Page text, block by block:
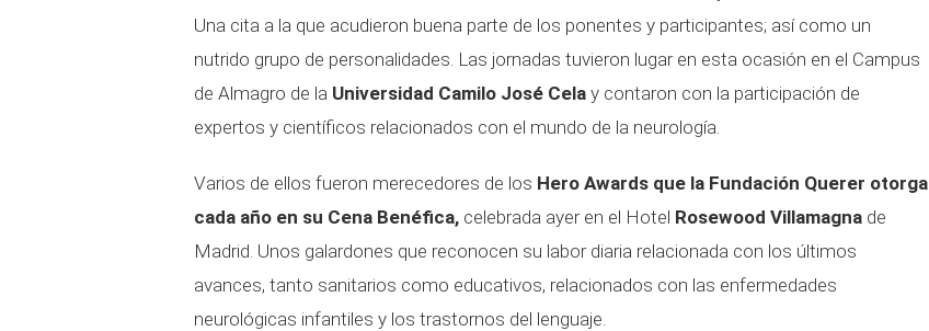
Una cita a la que acudieron buena parte de los ponentes y participantes; así como un
nutrido grupo de personalidades. Las jornadas tuvieron lugar en esta ocasión en el Campus
de Almagro de la Universidad Camilo José Cela y contaron con la participación de
expertos y científicos relacionados con el mundo de la neurología.
Varios de ellos fueron merecedores de los Hero Awards que la Fundación Querer otorga
cada año en su Cena Benéfica, celebrada ayer en el Hotel Rosewood Villamagna de
Madrid. Unos galardones que reconocen su labor diaria relacionada con los últimos
avances, tanto sanitarios como educativos, relacionados con las enfermedades
neurológicas infantiles y los trastornos del lenguaje.